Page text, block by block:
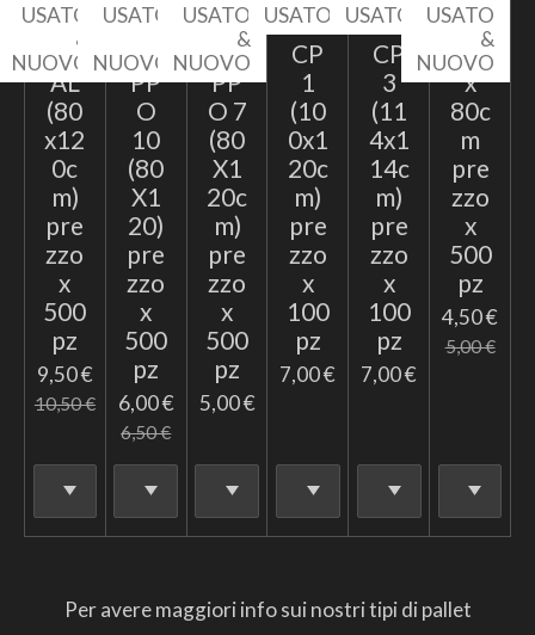
USATO
&
NUOVO
EP
AL
(80
x12
0c
m)
pre
zzo
x
500
pz
9,50 €
10,50 €
USATO
NUOVO
TA
PP
O
10
(80
X1
20)
pre
zzo
x
500
pz
6,00 €
6,50 €
USATO
&
NUOVO
TA
PP
O 7
(80
X1
20c
m)
pre
zzo
x
500
pz
5,00 €
USATO
CP
1
(10
0x1
20c
m)
pre
zzo
x
100
pz
7,00 €
USATO
CP
3
(11
4x1
14c
m)
pre
zzo
x
100
pz
7,00 €
USATO
&
NUOVO
60
x
80c
m
pre
zzo
x
500
pz
4,50 €
5,00 €
Per avere maggiori info sui nostri tipi di pallet